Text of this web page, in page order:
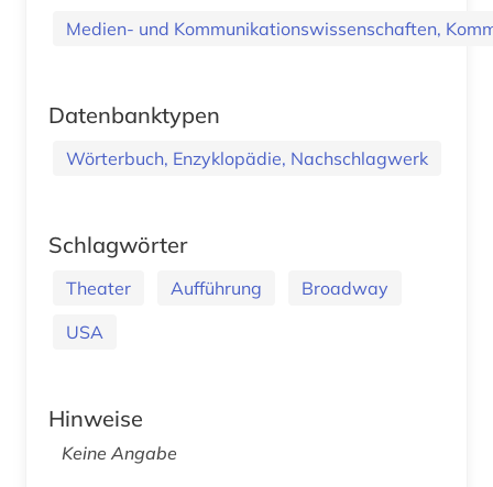
Medien- und Kommunikationswissenschaften,
Datenbanktypen
Wörterbuch, Enzyklopädie, Nachschlagwerk
Schlagwörter
Theater Aufführung
Broadway
USA
Hinweise
Keine Angabe